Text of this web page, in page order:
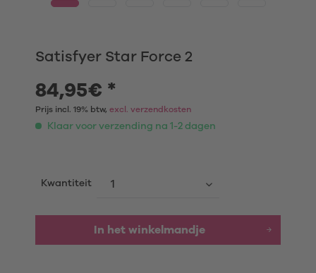
Satisfyer Star Force 2
84,95€ *
Prijs incl. 19% btw, excl. verzendkosten
Klaar voor verzending na 1-2 dagen
Kwantiteit
In het winkelmandje